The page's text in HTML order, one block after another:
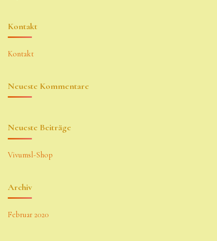
Kontakt
Kontakt
Neueste Kommentare
Neueste Beiträge
Vivumsl-Shop
Archiv
Februar 2020